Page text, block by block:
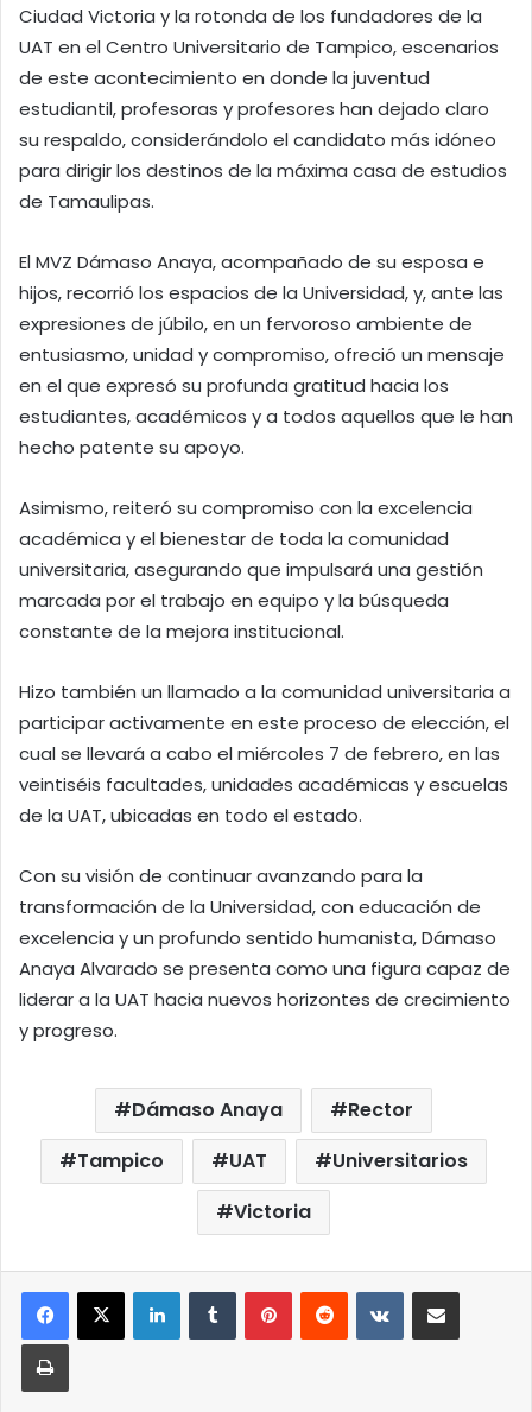
Ciudad Victoria y la rotonda de los fundadores de la
UAT en el Centro Universitario de Tampico, escenarios
de este acontecimiento en donde la juventud
estudiantil, profesoras y profesores han dejado claro
su respaldo, considerándolo el candidato más idóneo
para dirigir los destinos de la máxima casa de estudios
de Tamaulipas.
El MVZ Dámaso Anaya, acompañado de su esposa e
hijos, recorrió los espacios de la Universidad, y, ante las
expresiones de júbilo, en un fervoroso ambiente de
entusiasmo, unidad y compromiso, ofreció un mensaje
en el que expresó su profunda gratitud hacia los
estudiantes, académicos y a todos aquellos que le han
hecho patente su apoyo.
Asimismo, reiteró su compromiso con la excelencia
académica y el bienestar de toda la comunidad
universitaria, asegurando que impulsará una gestión
marcada por el trabajo en equipo y la búsqueda
constante de la mejora institucional.
Hizo también un llamado a la comunidad universitaria a
participar activamente en este proceso de elección, el
cual se llevará a cabo el miércoles 7 de febrero, en las
veintiséis facultades, unidades académicas y escuelas
de la UAT, ubicadas en todo el estado.
Con su visión de continuar avanzando para la
transformación de la Universidad, con educación de
excelencia y un profundo sentido humanista, Dámaso
Anaya Alvarado se presenta como una figura capaz de
liderar a la UAT hacia nuevos horizontes de crecimiento
y progreso.
Dámaso Anaya
Rector
Tampico
UAT
Universitarios
Victoria
LinkedInTumblrPinterestReddit VKontakteCompartir por correo
Imprimir